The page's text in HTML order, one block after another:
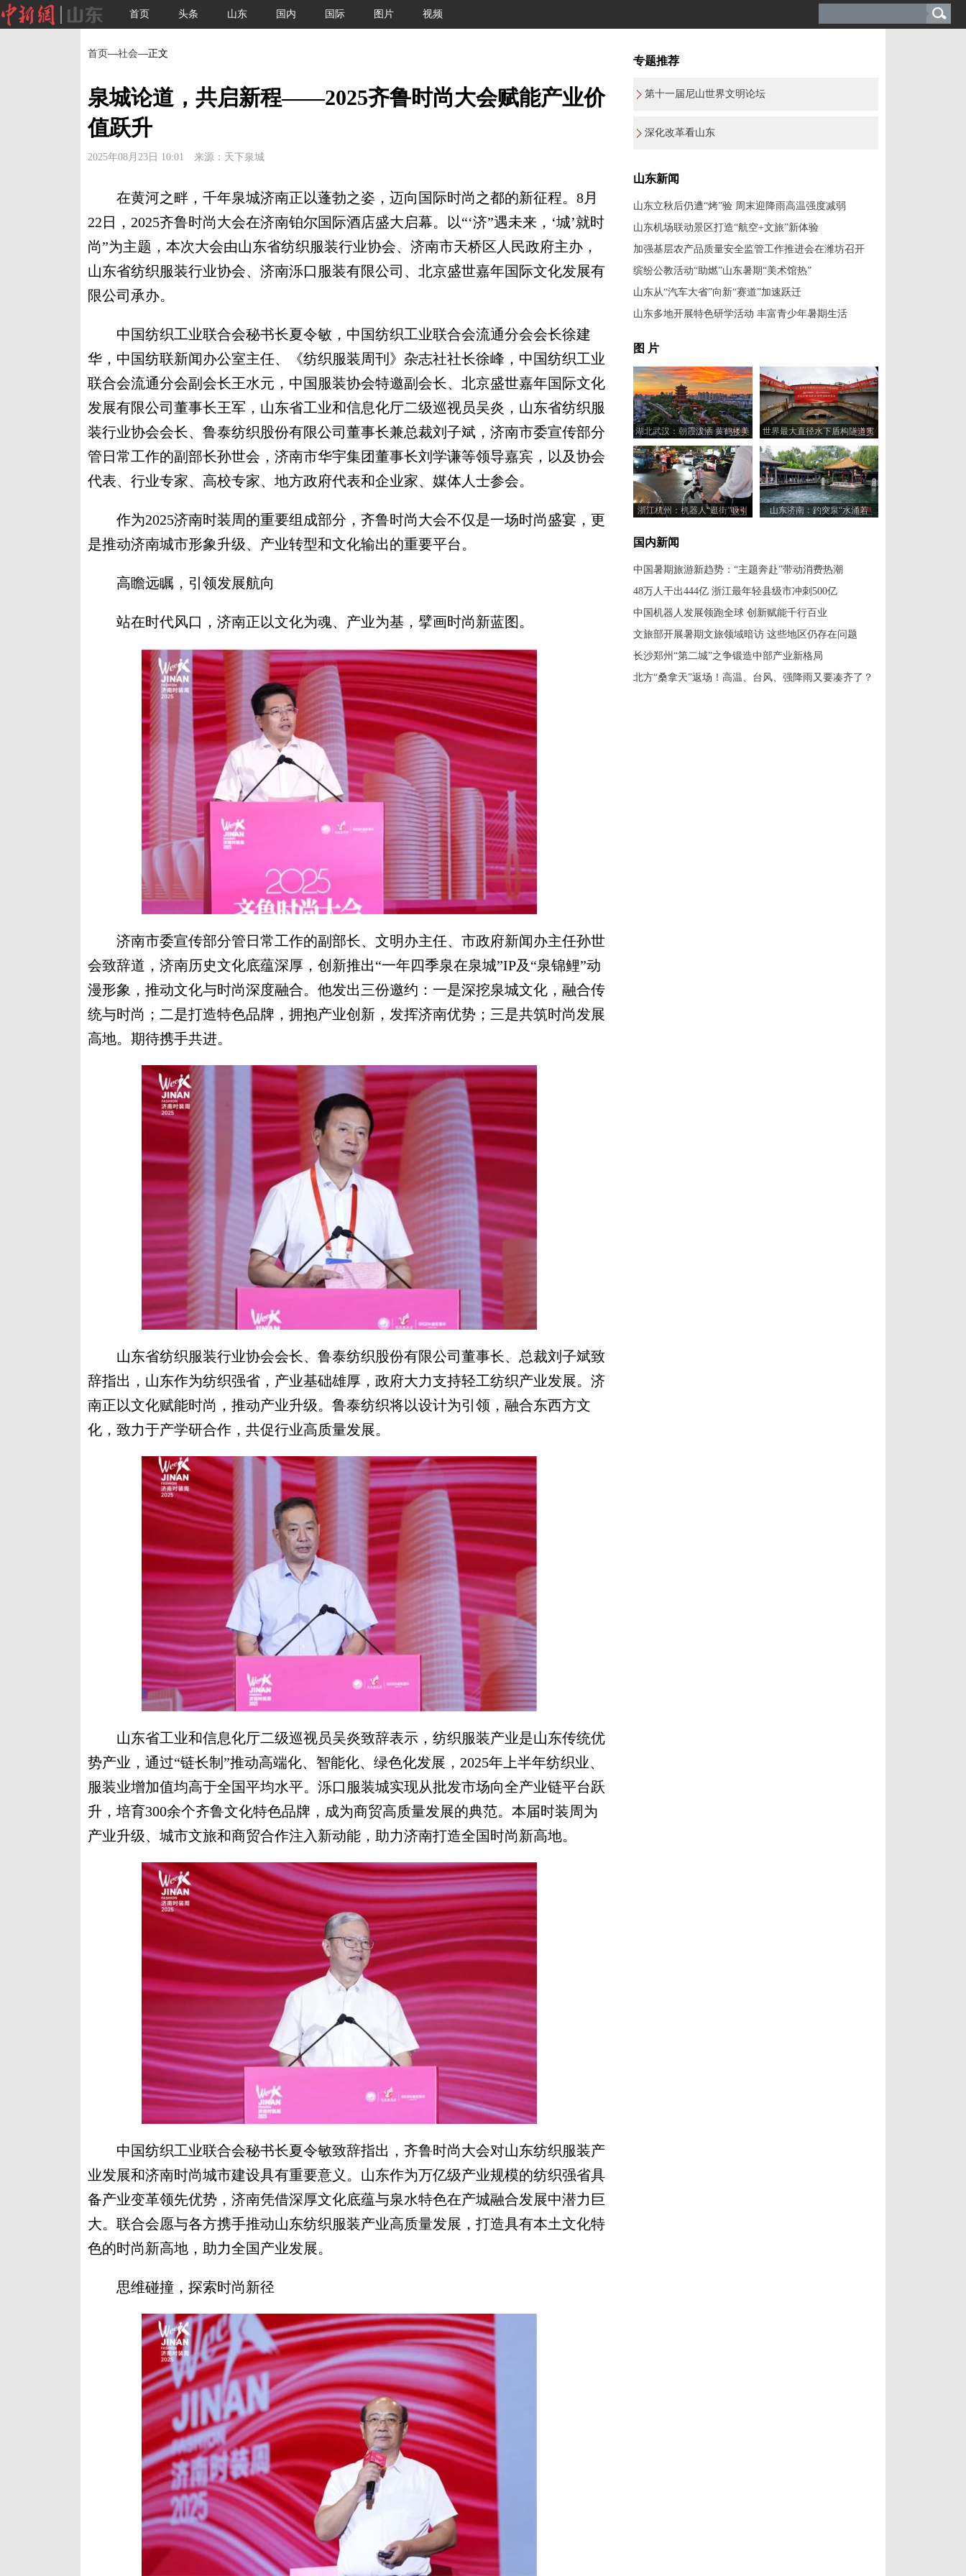
首页 头条 山东 国内 国际 图片 视频
首页—社会—正文
泉城论道，共启新程——2025齐鲁时尚大会赋能产业价
值跃升
2025年08月23日 10:01 来源：天下泉城
在黄河之畔，千年泉城济南正以蓬勃之姿，迈向国际时尚之都的新征程。8月
22日，2025齐鲁时尚大会在济南铂尔国际酒店盛大启幕。以“‘济”遇未来，‘城’就时
尚”为主题，本次大会由山东省纺织服装行业协会、济南市天桥区人民政府主办，
山东省纺织服装行业协会、济南泺口服装有限公司、北京盛世嘉年国际文化发展有
限公司承办。
中国纺织工业联合会秘书长夏令敏，中国纺织工业联合会流通分会会长徐建
华，中国纺联新闻办公室主任、《纺织服装周刊》杂志社社长徐峰，中国纺织工业
联合会流通分会副会长王水元，中国服装协会特邀副会长、北京盛世嘉年国际文化
发展有限公司董事长王军，山东省工业和信息化厅二级巡视员吴炎，山东省纺织服
装行业协会会长、鲁泰纺织股份有限公司董事长兼总裁刘子斌，济南市委宣传部分
管日常工作的副部长孙世会，济南市华宇集团董事长刘学谦等领导嘉宾，以及协会
代表、行业专家、高校专家、地方政府代表和企业家、媒体人士参会。
作为2025济南时装周的重要组成部分，齐鲁时尚大会不仅是一场时尚盛宴，更
是推动济南城市形象升级、产业转型和文化输出的重要平台。
高瞻远瞩，引领发展航向
站在时代风口，济南正以文化为魂、产业为基，擘画时尚新蓝图。
济南市委宣传部分管日常工作的副部长、文明办主任、市政府新闻办主任孙世
会致辞道，济南历史文化底蕴深厚，创新推出“一年四季泉在泉城”IP及“泉锦鲤”动
漫形象，推动文化与时尚深度融合。他发出三份邀约：一是深挖泉城文化，融合传
统与时尚；二是打造特色品牌，拥抱产业创新，发挥济南优势；三是共筑时尚发展
高地。期待携手共进。
山东省纺织服装行业协会会长、鲁泰纺织股份有限公司董事长、总裁刘子斌致
辞指出，山东作为纺织强省，产业基础雄厚，政府大力支持轻工纺织产业发展。济
南正以文化赋能时尚，推动产业升级。鲁泰纺织将以设计为引领，融合东西方文
化，致力于产学研合作，共促行业高质量发展。
山东省工业和信息化厅二级巡视员吴炎致辞表示，纺织服装产业是山东传统优
势产业，通过“链长制”推动高端化、智能化、绿色化发展，2025年上半年纺织业、
服装业增加值均高于全国平均水平。泺口服装城实现从批发市场向全产业链平台跃
升，培育300余个齐鲁文化特色品牌，成为商贸高质量发展的典范。本届时装周为
产业升级、城市文旅和商贸合作注入新动能，助力济南打造全国时尚新高地。
中国纺织工业联合会秘书长夏令敏致辞指出，齐鲁时尚大会对山东纺织服装产
业发展和济南时尚城市建设具有重要意义。山东作为万亿级产业规模的纺织强省具
备产业变革领先优势，济南凭借深厚文化底蕴与泉水特色在产城融合发展中潜力巨
大。联合会愿与各方携手推动山东纺织服装产业高质量发展，打造具有本土文化特
色的时尚新高地，助力全国产业发展。
思维碰撞，探索时尚新径
专题推荐
第十一届尼山世界文明论坛
深化改革看山东
山东新闻
山东立秋后仍遭“烤”验 周末迎降雨高温强度减弱
山东机场联动景区打造“航空+文旅”新体验
加强基层农产品质量安全监管工作推进会在潍坊召开
缤纷公教活动“助燃”山东暑期“美术馆热”
山东从“汽车大省”向新“赛道”加速跃迁
山东多地开展特色研学活动 丰富青少年暑期生活
图 片
湖北武汉：朝霞泼洒 黄鹤楼美
如油画
世界最大直径水下盾构隧道贯
通
浙江杭州：机器人“逛街”吸引
山东济南：趵突泉“水涌若
国内新闻
中国暑期旅游新趋势：“主题奔赴”带动消费热潮
48万人干出444亿 浙江最年轻县级市冲刺500亿
中国机器人发展领跑全球 创新赋能千行百业
文旅部开展暑期文旅领域暗访 这些地区仍存在问题
长沙郑州“第二城”之争锻造中部产业新格局
北方“桑拿天”返场！高温、台风、强降雨又要凑齐了？